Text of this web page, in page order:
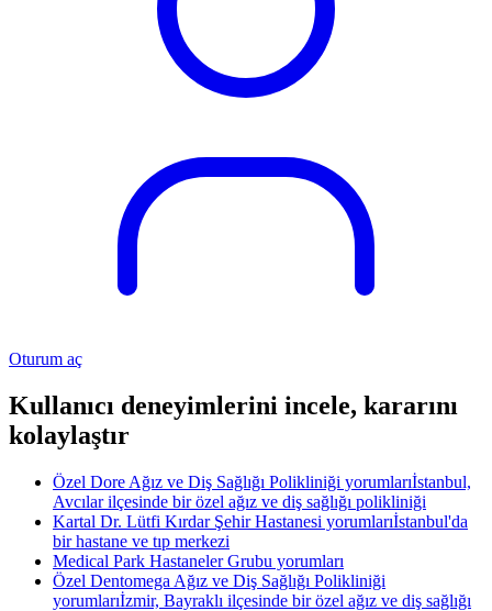
Oturum aç
Kullanıcı deneyimlerini incele, kararını
kolaylaştır
Özel Dore Ağız ve Diş Sağlığı Polikliniği yorumlarıİstanbul,
Avcılar ilçesinde bir özel ağız ve diş sağlığı polikliniği
Kartal Dr. Lütfi Kırdar Şehir Hastanesi yorumlarıİstanbul'da
bir hastane ve tıp merkezi
Medical Park Hastaneler Grubu yorumları
Özel Dentomega Ağız ve Diş Sağlığı Polikliniği
yorumlarıİzmir, Bayraklı ilçesinde bir özel ağız ve diş sağlığı